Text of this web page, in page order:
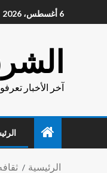
6 أغسطس، 2026
آخر الأخبار
الرئيسية